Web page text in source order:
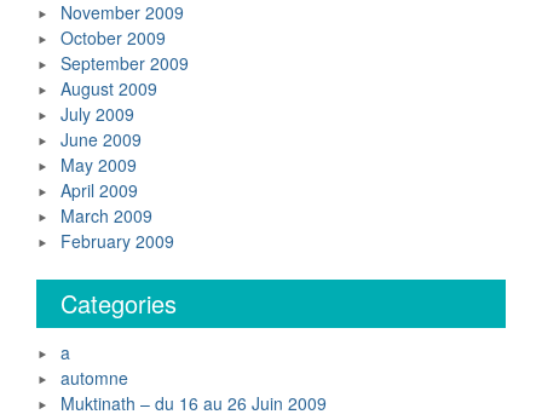
November 2009
October 2009
September 2009
August 2009
July 2009
June 2009
May 2009
April 2009
March 2009
February 2009
Categories
a
automne
Muktinath – du 16 au 26 Juin 2009